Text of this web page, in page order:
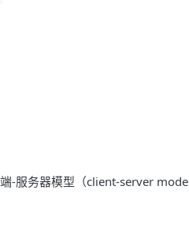
-服务器模型（client-server